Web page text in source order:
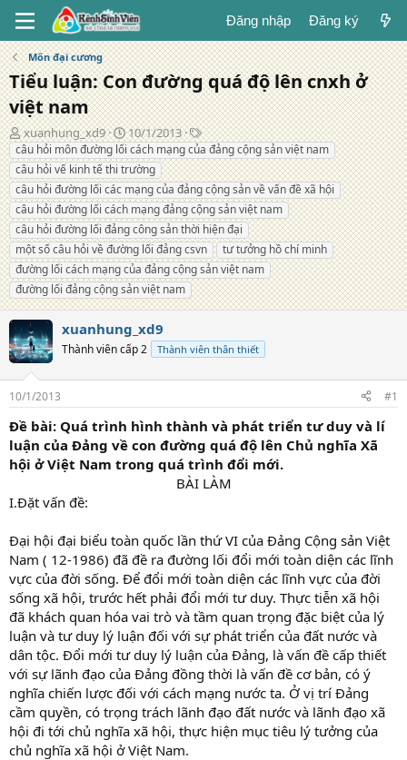
Đăng nhập Đăng ký
Môn đại cương
Tiểu luận: Con đường quá độ lên cnxh ở
việt nam
T
á
c
g
i
ả
xuanhung_xd9
N
g
à
y
đ
ă
n
g
10/1/2013
T
ừ
k
h
ó
a
câu hỏi môn đường lối cách mạng của đảng cộng sản việt nam
câu hỏi vế kinh tế thi trường
câu hỏi đường lối các mạng của đảng cộng sản về vấn đề xã hội
câu hỏi đường lối cách mạng đảng cộng sản việt nam
câu hỏi đường lối đảng công sản thời hiện đại
một số câu hỏi về đường lối đảng csvn
tư tưởng hồ chí minh
đường lối cách mạng của đảng cộng sản việt nam
đường lối đảng cộng sản việt nam
xuanhung_xd9
Thành viên cấp 2 Thành viên thân thiết
10/1/2013 #1
Đề bài: Quá trình hình thành và phát triển tư duy và lí
luận của Đảng về con đường quá độ lên Chủ nghĩa Xã
hội ở Việt Nam trong quá trình đổi mới.
BÀI LÀM​
I.Đặt vấn đề:
Đại hội đại biểu toàn quốc lần thứ VI của Đảng Cộng sản Việt
Nam ( 12-1986) đã đề ra đường lối đổi mới toàn diện các lĩnh
vực của đời sống. Để đổi mới toàn diện các lĩnh vực của đời
sống xã hội, trước hết phải đổi mới tư duy. Thực tiễn xã hội
đã khách quan hóa vai trò và tầm quan trọng đặc biệt của lý
luận và tư duy lý luận đối với sự phát triển của đất nước và
dân tộc. Đổi mới tư duy lý luận của Đảng, là vấn đề cấp thiết
với sự lãnh đạo của Đảng đồng thời là vấn đề cơ bản, có ý
nghĩa chiến lược đối với cách mạng nước ta. Ở vị trí Đảng
cầm quyền, có trọng trách lãnh đạo đất nước và lãnh đạo xã
hội đi tới chủ nghĩa xã hội, thực hiện mục tiêu lý tưởng của
chủ nghĩa xã hội ở Việt Nam.